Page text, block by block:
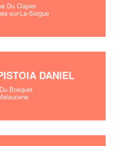
Du Clapier
sur-La-Sorgue
DANIEL
Bosquet